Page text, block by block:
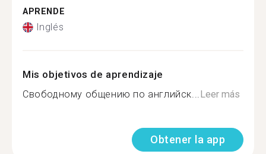
APRENDE
Inglés
Mis objetivos de aprendizaje
Свободному общению по английск...Leer más
Obtener la app